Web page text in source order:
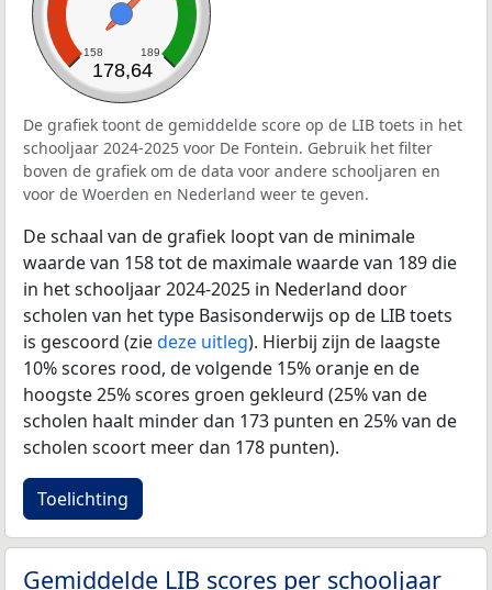
158 189
178,64
De grafiek toont de gemiddelde score op de LIB toets in het
schooljaar 2024-2025 voor De Fontein. Gebruik het filter
boven de grafiek om de data voor andere schooljaren en
voor de Woerden en Nederland weer te geven.
De schaal van de grafiek loopt van de minimale
waarde van 158 tot de maximale waarde van 189 die
in het schooljaar 2024-2025 in Nederland door
scholen van het type Basisonderwijs op de LIB toets
is gescoord (ziedeze uitleg). Hierbij zijn de laagste
10% scores rood, de volgende 15% oranje en de
hoogste 25% scores groen gekleurd (25% van de
scholen haalt minder dan 173 punten en 25% van de
scholen scoort meer dan 178 punten).
Toelichting
Gemiddelde LIB scores per schooljaar